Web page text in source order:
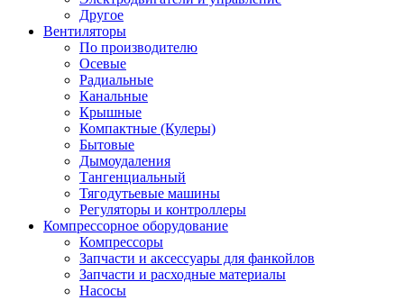
Другое
Вентиляторы
По производителю
Осевые
Радиальные
Канальные
Крышные
Компактные (Кулеры)
Бытовые
Дымоудаления
Тангенциальный
Тягодутьевые машины
Регуляторы и контроллеры
Компрессорное оборудование
Компрессоры
Запчасти и аксессуары для фанкойлов
Запчасти и расходные материалы
Насосы